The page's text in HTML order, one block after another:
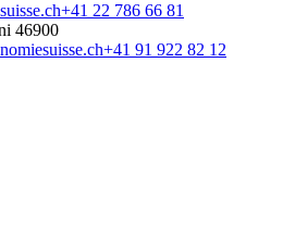
+41 22 786 66 81
46900
+41 91 922 82 12